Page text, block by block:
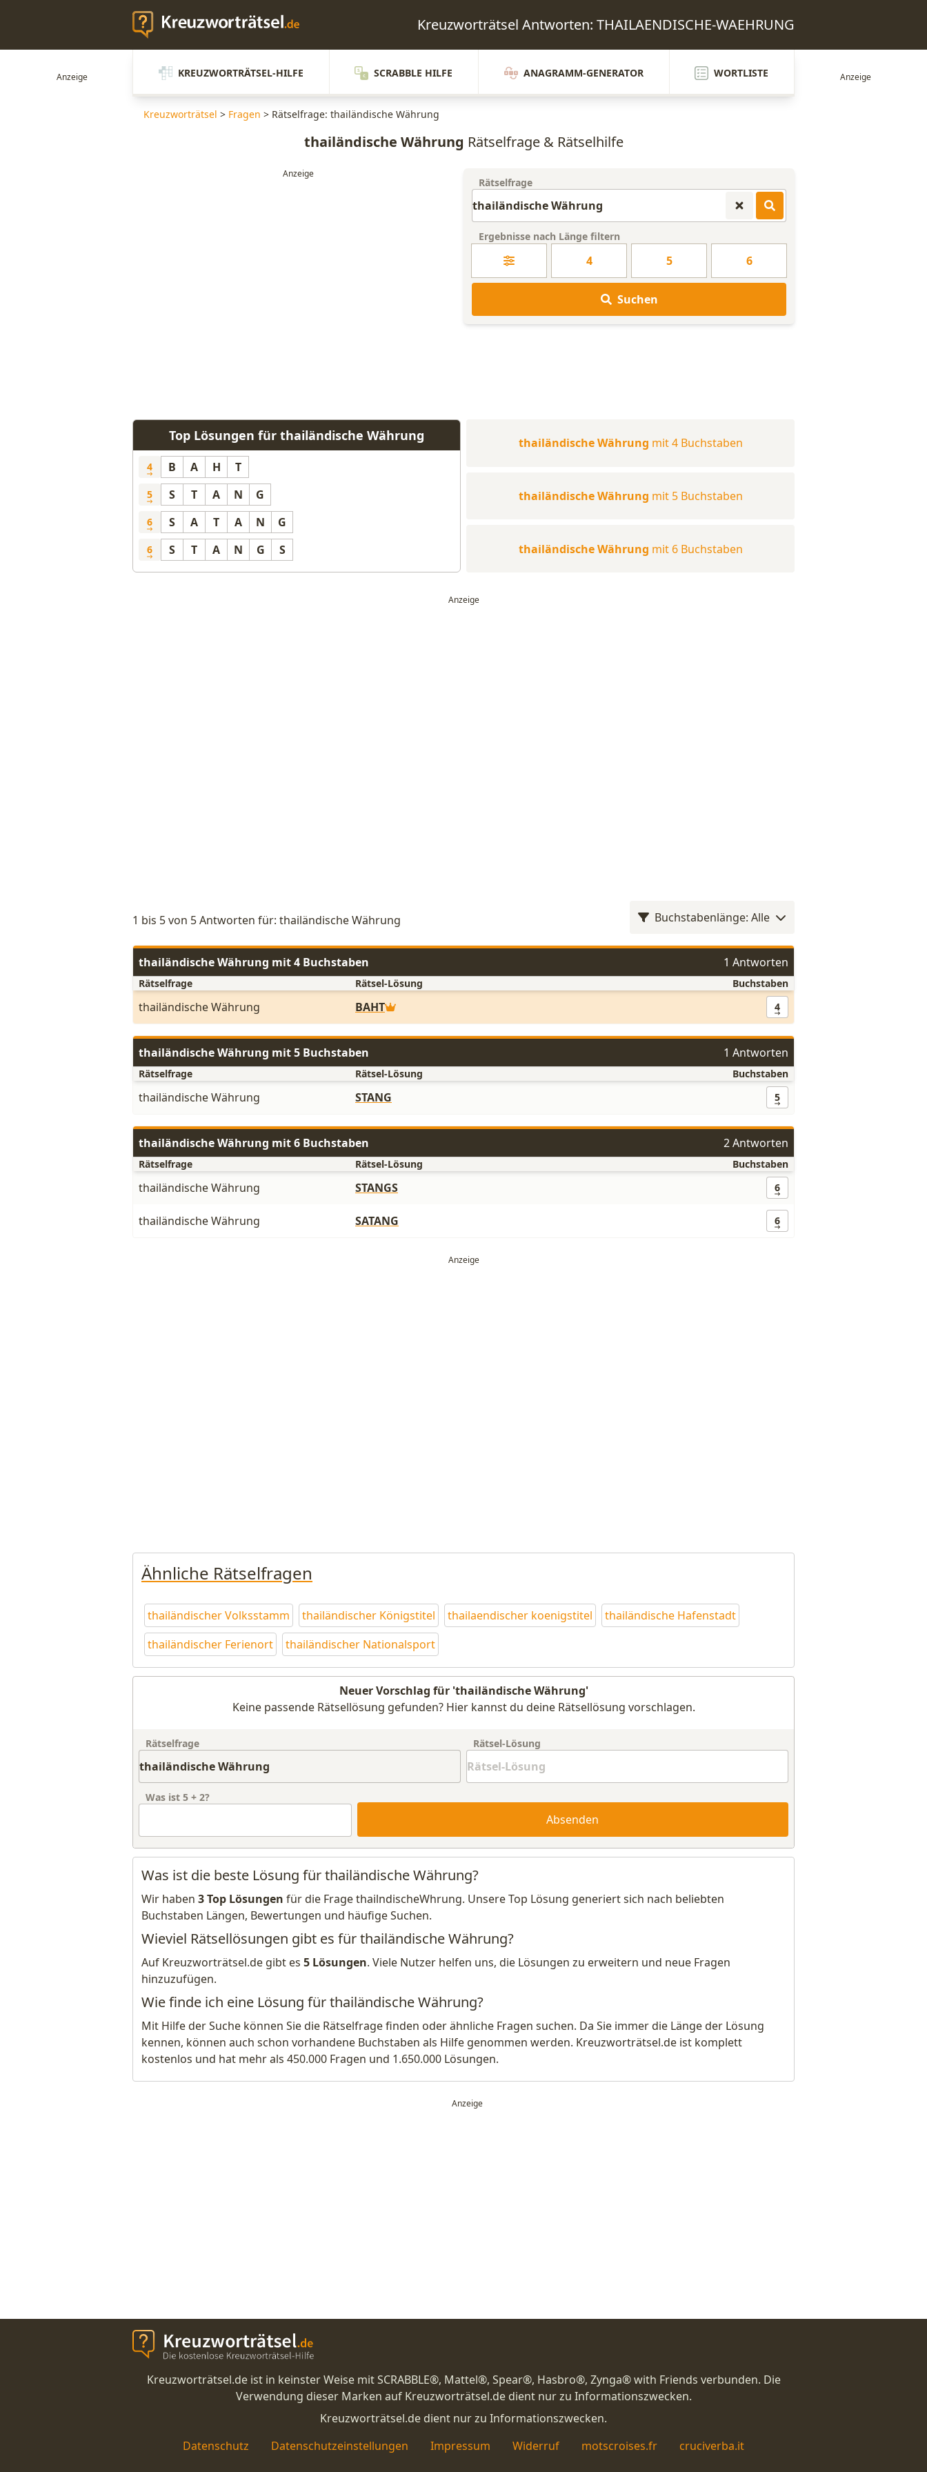
Kreuzworträtsel Antworten: THAILAENDISCHE-WAEHRUNG
KREUZWORTRÄTSEL-HILFE SCRABBLE HILFE ANAGRAMM-GENERATOR WORTLISTE
Kreuzworträtsel > Fragen > Rätselfrage: thailändische Währung
thailändische Währung Rätselfrage & Rätselhilfe
Rätselfrage
Ergebnisse nach Länge filtern
4 5 6
Suchen
Top Lösungen für thailändische Währung
4 B A H T
5 S T A N G
6 S A T A N G
6 S T A N G S
thailändische Währung mit 4 Buchstaben
thailändische Währung mit 5 Buchstaben
thailändische Währung mit 6 Buchstaben
1 bis 5 von 5 Antworten für: thailändische Währung Buchstabenlänge: Alle
thailändische Währung mit 4 Buchstaben 1 Antworten
Rätselfrage Rätsel-Lösung Buchstaben
thailändische Währung BAHT 4
thailändische Währung mit 5 Buchstaben 1 Antworten
Rätselfrage Rätsel-Lösung Buchstaben
thailändische Währung STANG 5
thailändische Währung mit 6 Buchstaben 2 Antworten
Rätselfrage Rätsel-Lösung Buchstaben
thailändische Währung STANGS 6
thailändische Währung SATANG 6
Ähnliche Rätselfragen
thailändischer Volksstamm thailändischer Königstitel thailaendischer koenigstitel
thailändische Hafenstadt
thailändischer Ferienort
thailändischer Nationalsport
Neuer Vorschlag für 'thailändische Währung'
Keine passende Rätsellösung gefunden? Hier kannst du deine Rätsellösung vorschlagen.
Rätselfrage Rätsel-Lösung
Was ist 5 + 2?
Absenden
Was ist die beste Lösung für thailändische Währung?
Wir haben 3 Top Lösungen für die Frage thailndischeWhrung. Unsere Top Lösung generiert sich nach beliebten
Buchstaben Längen, Bewertungen und häufige Suchen.
Wieviel Rätsellösungen gibt es für thailändische Währung?
Auf Kreuzworträtsel.de gibt es 5 Lösungen. Viele Nutzer helfen uns, die Lösungen zu erweitern und neue Fragen
hinzuzufügen.
Wie finde ich eine Lösung für thailändische Währung?
Mit Hilfe der Suche können Sie die Rätselfrage finden oder ähnliche Fragen suchen. Da Sie immer die Länge der Lösung
kennen, können auch schon vorhandene Buchstaben als Hilfe genommen werden. Kreuzworträtsel.de ist komplett
kostenlos und hat mehr als 450.000 Fragen und 1.650.000 Lösungen.
Kreuzworträtsel.de ist in keinster Weise mit SCRABBLE®, Mattel®, Spear®, Hasbro®, Zynga® with Friends verbunden. Die
Verwendung dieser Marken auf Kreuzworträtsel.de dient nur zu Informationszwecken.
Kreuzworträtsel.de dient nur zu Informationszwecken.
Datenschutz
Datenschutzeinstellungen Impressum Widerruf motscroises.fr cruciverba.it